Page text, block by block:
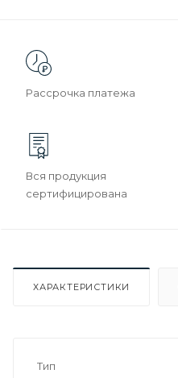
Рассрочка платежа
Вся продукция
сертифицирована
ХАРАКТЕРИСТИКИ
Тип